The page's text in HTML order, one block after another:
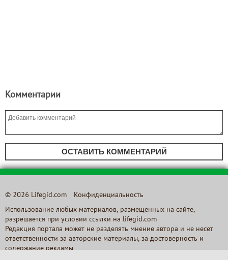
Комментарии
ОСТАВИТЬ КОММЕНТАРИЙ
© 2026 Lifegid.com Конфиденциальность
Использование любых материалов, размещенных на сайте,
разрешается при условии ссылки на lifegid.com
Редакция портала может не разделять мнение автора и не несет
ответственности за авторские материалы, за достоверность и
содержание рекламы